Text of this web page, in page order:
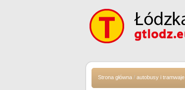
Strona główna / autobusy i tramwaje